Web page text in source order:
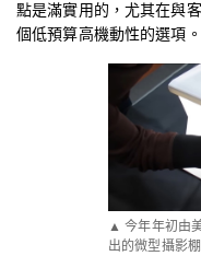
點是滿實用的，尤其在與
個低預算高機動性的選項。
▲ 今年年初由
出的微型攝影